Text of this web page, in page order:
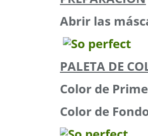
Abrir las
PALETA DE
Color de
Color de